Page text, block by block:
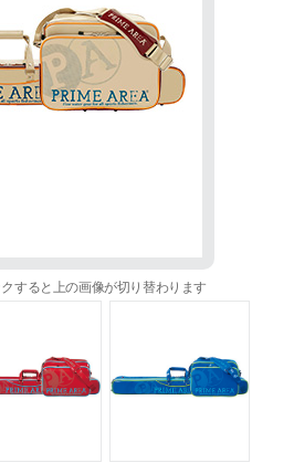
すると上の画像が切り替わります